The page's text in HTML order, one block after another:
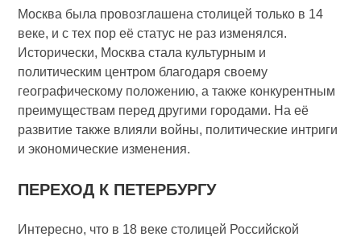
Москва была провозглашена столицей только в 14
веке, и с тех пор её статус не раз изменялся.
Исторически, Москва стала культурным и
политическим центром благодаря своему
географическому положению, а также конкурентным
преимуществам перед другими городами. На её
развитие также влияли войны, политические интриги
и экономические изменения.
ПЕРЕХОД К ПЕТЕРБУРГУ
Интересно, что в 18 веке столицей Российской